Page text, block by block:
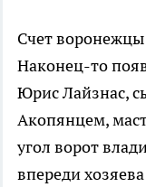
Счет
Наконец-то
Юрис Лайзнас,
Акопянцем,
угол ворот
впереди